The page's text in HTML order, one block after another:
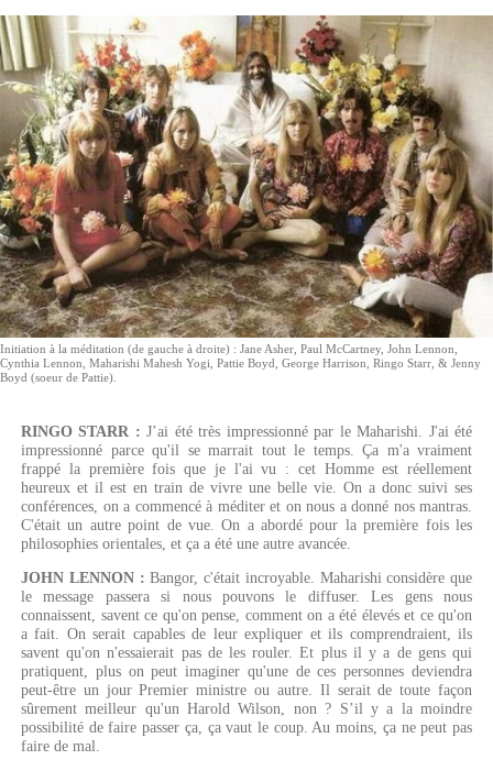
Initiation à la méditation (de gauche à droite) : Jane Asher, Paul McCartney, John Lennon,
Cynthia Lennon, Maharishi Mahesh Yogi, Pattie Boyd, George Harrison, Ringo Starr, & Jenny
Boyd (soeur de Pattie).
RINGO STARR : J’ai été très impressionné par le Maharishi. J'ai été
impressionné parce qu'il se marrait tout le temps. Ça m'a vraiment
frappé la première fois que je l'ai vu : cet Homme est réellement
heureux et il est en train de vivre une belle vie. On a donc suivi ses
conférences, on a commencé à méditer et on nous a donné nos mantras.
C'était un autre point de vue. On a abordé pour la première fois les
philosophies orientales, et ça a été une autre avancée.
JOHN LENNON : Bangor, c'était incroyable. Maharishi considère que
le message passera si nous pouvons le diffuser. Les gens nous
connaissent, savent ce qu'on pense, comment on a été élevés et ce qu'on
a fait. On serait capables de leur expliquer et ils comprendraient, ils
savent qu'on n'essaierait pas de les rouler. Et plus il y a de gens qui
pratiquent, plus on peut imaginer qu'une de ces personnes deviendra
peut-être un jour Premier ministre ou autre. Il serait de toute façon
sûrement meilleur qu'un Harold Wilson, non ? S’il y a la moindre
possibilité de faire passer ça, ça vaut le coup. Au moins, ça ne peut pas
faire de mal.